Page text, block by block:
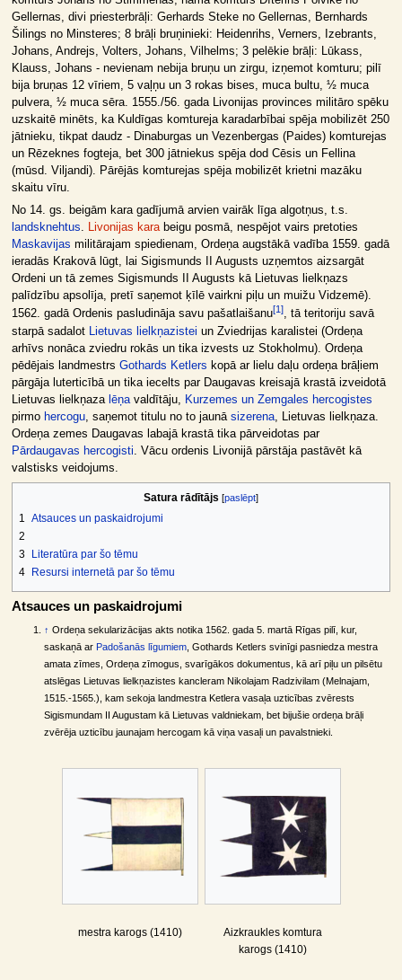
Gellernas, divi priesterbrāļi: Gerhards Steke no Gellernas, Bernhards
Šilings no Minsteres; 8 brāļi bruņinieki: Heidenrihs, Verners, Izebrants,
Johans, Andrejs, Volters, Johans, Vilhelms; 3 pelēkie brāļi: Lūkass,
Klauss, Johans - nevienam nebija bruņu un zirgu, izņemot komturu; pilī
bija bruņas 12 vīriem, 5 vaļņu un 3 rokas bises, muca bultu, ½ muca
pulvera, ½ muca sēra. 1555./56. gada Livonijas provinces militāro spēku
uzskaitē minēts, ka Kuldīgas komtureja karadarbībai spēja mobilizēt 250
jātnieku, tikpat daudz - Dinaburgas un Vezenbergas (Paides) komturejas
un Rēzeknes fogteja, bet 300 jātniekus spēja dod Cēsis un Fellina
(mūsd. Viljandi). Pārējās komturejas spēja mobilizēt krietni mazāku
skaitu vīru.
No 14. gs. beigām kara gadījumā arvien vairāk līga algotņus, t.s.
landsknehtus. Livonijas karabeigu posmā, nespējot vairs pretoties
Maskavijas militārajam spiedienam, Ordeņa augstākā vadība 1559. gadā
ieradās Krakovā lūgt, lai Sigismunds II Augusts uzņemtos aizsargāt
Ordeni un tā zemes Sigismunds II Augusts kā Lietuvas lielkņazs
palīdzību apsolīja, pretī saņemot ķīlē vairkni piļu un muižu Vidzemē).
1562. gadā Ordenis pasludināja savu pašatlaišanu[1], tā teritoriju savā
starpā sadalot
Lietuvas lielkņazistei un Zviedrijas karalistei (Ordeņa
arhīvs nonāca zviedru rokās un tika izvests uz Stokholmu). Ordeņa
pēdējais landmestrs Gothards Ketlers kopā ar lielu daļu ordeņa brāļiem
pārgāja luterticībā un tika iecelts par Daugavas kreisajā krastā izveidotā
Lietuvas lielkņaza lēņavaldītāju,
Kurzemes un Zemgales hercogistes
pirmo hercogu, saņemot titulu no to jaunā sizerena, Lietuvas lielkņaza.
Ordeņa zemes Daugavas labajā krastā tika pārveidotas par
Pārdaugavas hercogisti . Vācu ordenis Livonijā pārstāja pastāvēt kā
valstisks veidojums.
Satura rādītājs
1
Atsauces un paskaidrojumi
2
3
Literatūra par šo tēmu
4
Resursi internetā par šo tēmu
Atsauces un paskaidrojumi
↑ Ordeņa sekularizācijas akts notika 1562. gada 5. martā Rīgas pilī, kur,
saskaņā ar Padošanās līgumiem , Gothards Ketlers svinīgi pasniedza mestra
amata zīmes, Ordeņa zīmogus, svarīgākos dokumentus, kā arī piļu un pilsētu
atslēgas Lietuvas lielkņazistes kancleram Nikolajam Radzivilam (Melnajam,
1515.-1565.), kam sekoja landmestra Ketlera vasaļa uzticības zvērests
Sigismundam II Augustam kā Lietuvas valdniekam, bet bijušie ordeņa brāļi
zvērēja uzticību jaunajam hercogam kā viņa vasaļi un pavalstnieki.
mestra karogs (1410)
Aizkraukles komtura
karogs (1410)